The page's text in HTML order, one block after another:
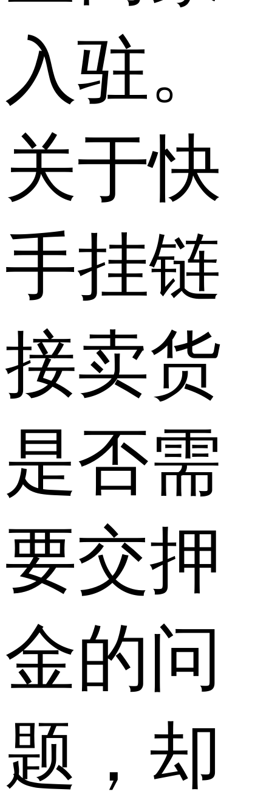
入驻。
关于快
手挂链
接卖货
是否需
要交押
金的问
题，却